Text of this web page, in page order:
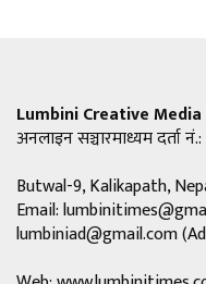
Lumbini Creative
अनलाइन सञ्चारमाध्यम दर्ता
Butwal-9, Kalikapath,
Email:
lumbiniad@gmail.com